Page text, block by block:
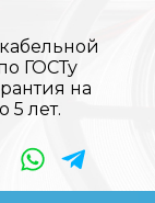
ГОСТу
на
5 лет.